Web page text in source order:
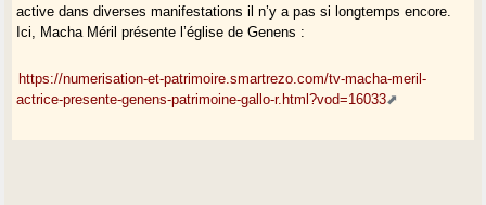
active dans diverses manifestations il n’y a pas si longtemps encore.
Ici, Macha Méril présente l’église de Genens :
https://numerisation-et-patrimoire.smartrezo.com/tv-macha-meril-
actrice-presente-genens-patrimoine-gallo-r.html?vod=16033